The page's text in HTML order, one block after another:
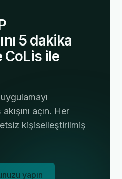
5 dakika
CoLis ile
açın. Her
kişiselleştirilmiş
yapın